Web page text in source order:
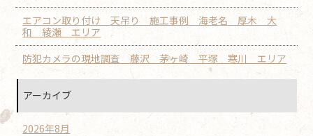
エアコン取り付け 天吊り 施工事例 海老名 厚木 大
和 綾瀬 エリア
防犯カメラの現地調査 藤沢 茅ヶ崎 平塚 寒川 エリア
アーカイブ
2026年8月